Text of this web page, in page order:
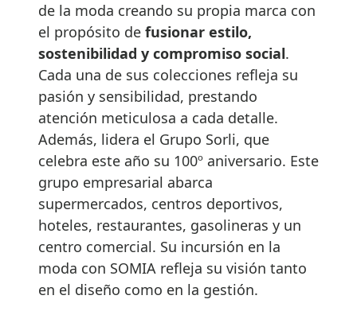
de la moda creando su propia marca con
el propósito de fusionar estilo,
sostenibilidad y compromiso social.
Cada una de sus colecciones refleja su
pasión y sensibilidad, prestando
atención meticulosa a cada detalle.
Además, lidera el Grupo Sorli, que
celebra este año su 100º aniversario. Este
grupo empresarial abarca
supermercados, centros deportivos,
hoteles, restaurantes, gasolineras y un
centro comercial. Su incursión en la
moda con SOMIA refleja su visión tanto
en el diseño como en la gestión.